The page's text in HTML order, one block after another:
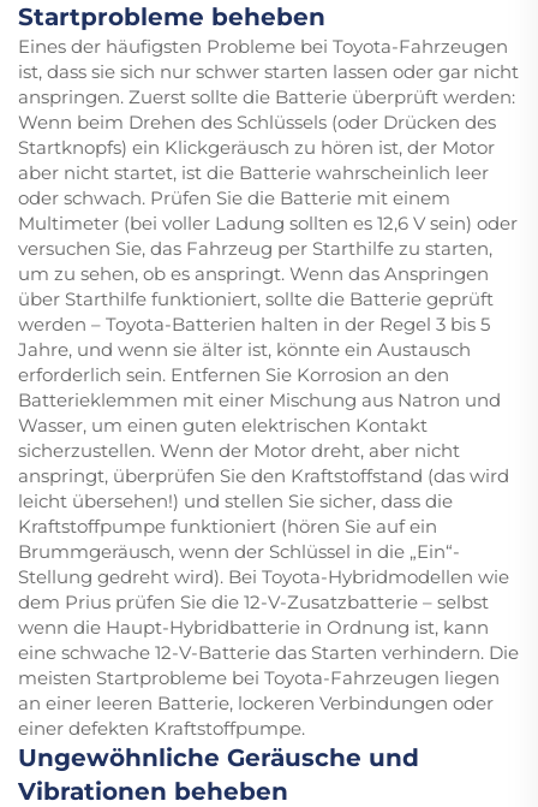
Startprobleme beheben
Eines der häufigsten Probleme bei Toyota-Fahrzeugen
ist, dass sie sich nur schwer starten lassen oder gar nicht
anspringen. Zuerst sollte die Batterie überprüft werden:
Wenn beim Drehen des Schlüssels (oder Drücken des
Startknopfs) ein Klickgeräusch zu hören ist, der Motor
aber nicht startet, ist die Batterie wahrscheinlich leer
oder schwach. Prüfen Sie die Batterie mit einem
Multimeter (bei voller Ladung sollten es 12,6 V sein) oder
versuchen Sie, das Fahrzeug per Starthilfe zu starten,
um zu sehen, ob es anspringt. Wenn das Anspringen
über Starthilfe funktioniert, sollte die Batterie geprüft
werden – Toyota-Batterien halten in der Regel 3 bis 5
Jahre, und wenn sie älter ist, könnte ein Austausch
erforderlich sein. Entfernen Sie Korrosion an den
Batterieklemmen mit einer Mischung aus Natron und
Wasser, um einen guten elektrischen Kontakt
sicherzustellen. Wenn der Motor dreht, aber nicht
anspringt, überprüfen Sie den Kraftstoffstand (das wird
leicht übersehen!) und stellen Sie sicher, dass die
Kraftstoffpumpe funktioniert (hören Sie auf ein
Brummgeräusch, wenn der Schlüssel in die „Ein“-
Stellung gedreht wird). Bei Toyota-Hybridmodellen wie
dem Prius prüfen Sie die 12-V-Zusatzbatterie – selbst
wenn die Haupt-Hybridbatterie in Ordnung ist, kann
eine schwache 12-V-Batterie das Starten verhindern. Die
meisten Startprobleme bei Toyota-Fahrzeugen liegen
an einer leeren Batterie, lockeren Verbindungen oder
einer defekten Kraftstoffpumpe.
Ungewöhnliche Geräusche und
Vibrationen beheben